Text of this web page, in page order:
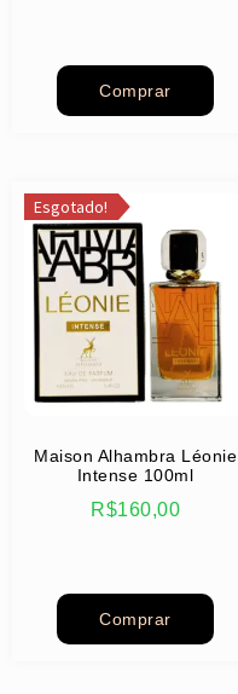
Comprar
Esgotado!
Maison Alhambra Léonie
Intense 100ml
R$160,00
Comprar